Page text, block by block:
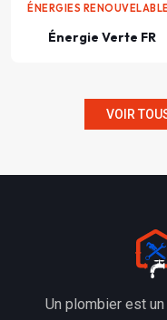
ÉNERGIES
Énergie Verte FR
VOIR
Un plombier est